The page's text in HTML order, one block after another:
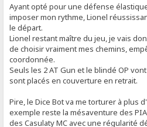
Ayant opté pour une défense
imposer mon rythme, Lionel
le départ.
Lionel restant maître du jeu, je vais
de choisir vraiment mes chemins,
coordonnée.
Seuls les 2 AT Gun et le blindé OP
sont placés en couverture en retrait.
Pire, le Dice Bot va me torturer à plus
exemple reste la mésaventure des
des Casulaty MC avec une régularité